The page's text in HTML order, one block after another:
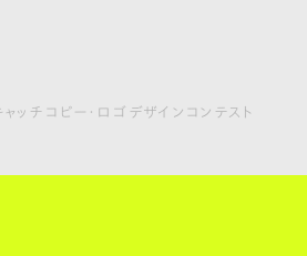
ッチコピー・ロゴデザインコンテスト